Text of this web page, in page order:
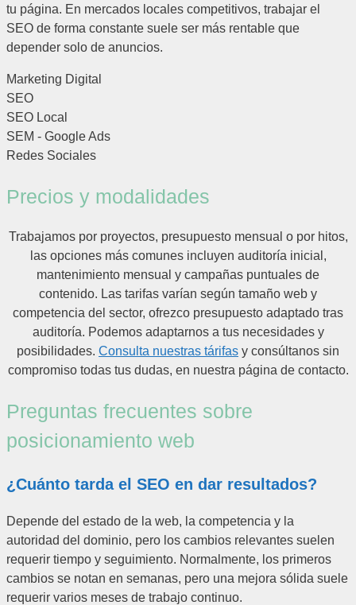
tu página. En mercados locales competitivos, trabajar el
SEO de forma constante suele ser más rentable que
depender solo de anuncios.
Marketing Digital
SEO
SEO Local
SEM - Google Ads
Redes Sociales
Precios y modalidades
Trabajamos por proyectos, presupuesto mensual o por hitos,
las opciones más comunes incluyen auditoría inicial,
mantenimiento mensual y campañas puntuales de
contenido. Las tarifas varían según tamaño web y
competencia del sector, ofrezco presupuesto adaptado tras
auditoría. Podemos adaptarnos a tus necesidades y
posibilidades. Consulta nuestras tárifas y consúltanos sin
compromiso todas tus dudas, en nuestra página de contacto.
Preguntas frecuentes sobre
posicionamiento web
¿Cuánto tarda el SEO en dar resultados?
Depende del estado de la web, la competencia y la
autoridad del dominio, pero los cambios relevantes suelen
requerir tiempo y seguimiento. Normalmente, los primeros
cambios se notan en semanas, pero una mejora sólida suele
requerir varios meses de trabajo continuo.